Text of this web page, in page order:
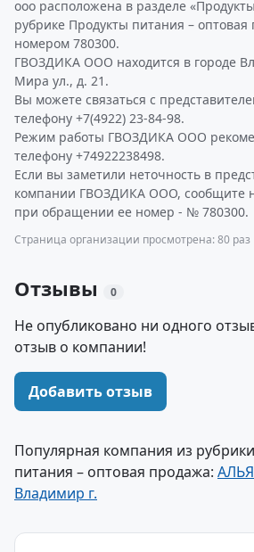
ооо расположена в разделе
рубрике Продукты питания –
номером 780300.
ГВОЗДИКА ООО находится в городе
Мира ул., д. 21.
Вы можете связаться с
телефону +7(4922) 23-84-98.
Режим работы ГВОЗДИКА ООО
телефону +74922238498.
Если вы заметили неточность в
компании ГВОЗДИКА ООО, сообщите
при обращении ее номер - № 780300.
Страница организации просмотрена: 80 раз
Отзывы 0
Не опубликовано ни одного
отзыв о компании!
Добавить отзыв
Популярная компания из
питания – оптовая продажа:
Владимир г.